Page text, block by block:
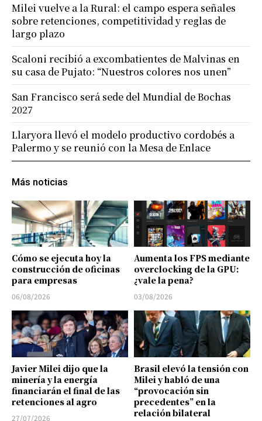
Más noticias
Cómo se ejecuta hoy la
construcción de oficinas
para empresas
06/08/2026
Aumenta los FPS mediante
overclocking de la GPU:
¿vale la pena?
03/08/2026
Javier Milei dijo que la
minería y la energía
financiarán el final de las
retenciones al agro
27/07/2026
Brasil elevó la tensión con
Milei y habló de una
“provocación sin
precedentes” en la
relación bilateral
Milei vuelve a la Rural: el campo espera señales
sobre retenciones, competitividad y reglas de
largo plazo
Scaloni recibió a excombatientes de Malvinas en
su casa de Pujato: “Nuestros colores nos unen”
San Francisco será sede del Mundial de Bochas
2027
Llaryora llevó el modelo productivo cordobés a
Palermo y se reunió con la Mesa de Enlace